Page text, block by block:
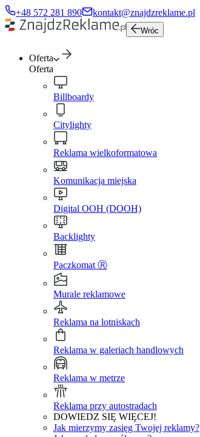
+48 572 281 890 kontakt@znajdzreklame.pl
Wróc
Oferta
Oferta
Billboardy
Citylighty
Reklama wielkoformatowa
Komunikacja miejska
Digital OOH (DOOH)
Backlighty
Paczkomat Ⓡ
Murale reklamowe
Reklama na lotniskach
Reklama w galeriach handlowych
Reklama w metrze
Reklama przy autostradach
DOWIEDZ SIĘ WIĘCEJ!
Jak mierzymy zasięg Twojej reklamy?